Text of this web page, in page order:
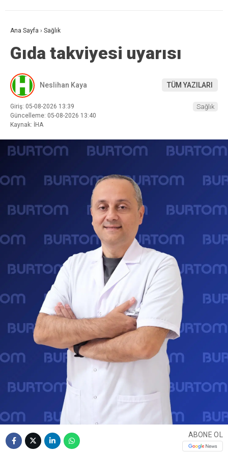
Ana Sayfa › Sağlık
Gıda takviyesi uyarısı
Neslihan Kaya TÜM YAZILARI
Giriş: 05-08-2026 13:39
Güncelleme: 05-08-2026 13:40
Kaynak: İHA
Sağlık
ABONE OL